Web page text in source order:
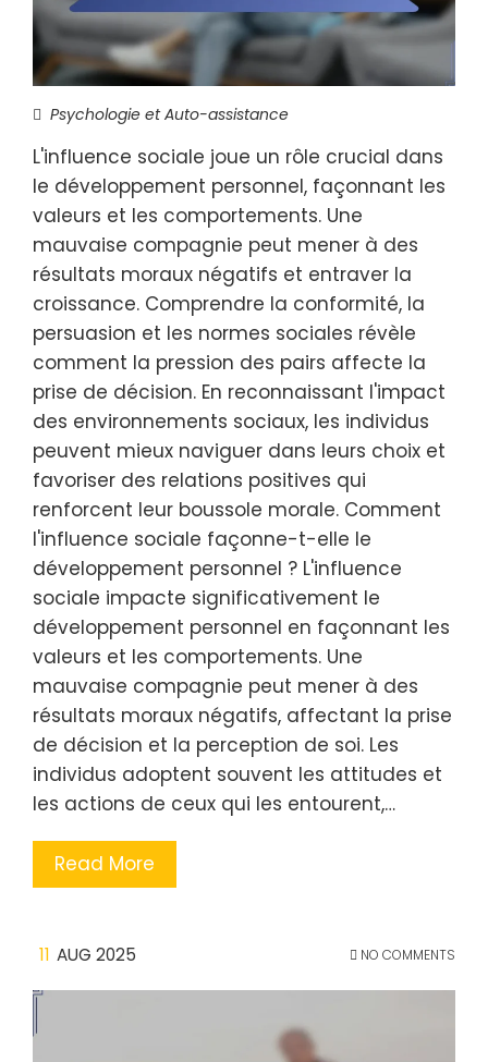
Psychologie et Auto-assistance
L'influence sociale joue un rôle crucial dans
le développement personnel, façonnant les
valeurs et les comportements. Une
mauvaise compagnie peut mener à des
résultats moraux négatifs et entraver la
croissance. Comprendre la conformité, la
persuasion et les normes sociales révèle
comment la pression des pairs affecte la
prise de décision. En reconnaissant l'impact
des environnements sociaux, les individus
peuvent mieux naviguer dans leurs choix et
favoriser des relations positives qui
renforcent leur boussole morale. Comment
l'influence sociale façonne-t-elle le
développement personnel ? L'influence
sociale impacte significativement le
développement personnel en façonnant les
valeurs et les comportements. Une
mauvaise compagnie peut mener à des
résultats moraux négatifs, affectant la prise
de décision et la perception de soi. Les
individus adoptent souvent les attitudes et
les actions de ceux qui les entourent,…
Read More
11 AUG 2025 NO COMMENTS